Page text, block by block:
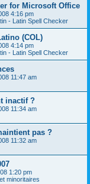
for Microsoft Office
4:16 pm
- Latin Spell Checker
(COL)
4:14 pm
- Latin Spell Checker
11:47 am
inactif ?
11:34 am
pas ?
11:32 am
1:20 pm
minoritaires